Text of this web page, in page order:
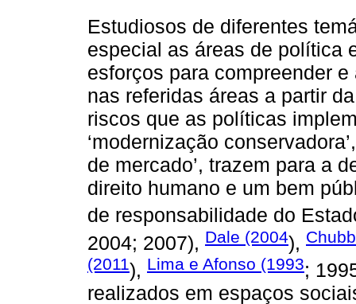
Estudiosos de diferentes
especial as áreas de política
esforços para compreender
nas referidas áreas a partir
riscos que as políticas
‘modernização
de mercado’, trazem para a
direito humano e um bem
de responsabilidade do
2004; 2007), Dale (2004),
(2011), Lima e Afonso (1993;
realizados em espaços